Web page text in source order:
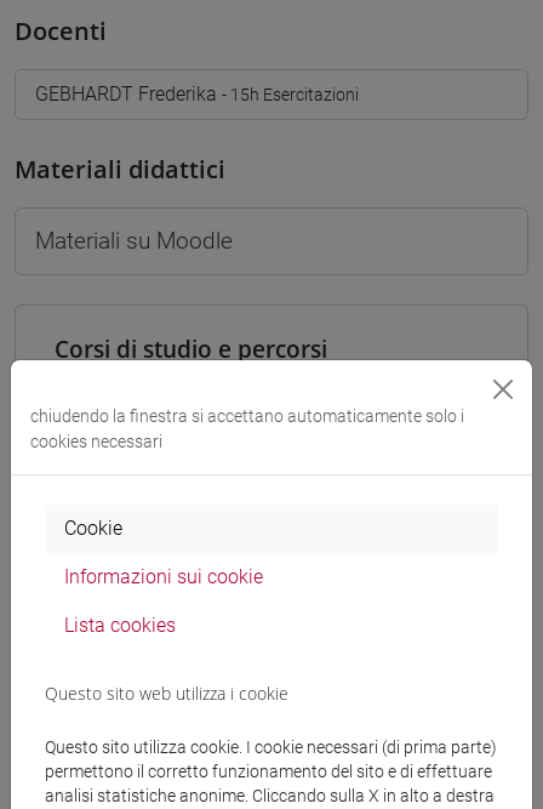
Docenti
GEBHARDT Frederika - 15h Esercitazioni
Materiali didattici
Materiali su Moodle
Corsi di studio e percorsi
percorso comune
[FT3] LETTERE - Laurea
percorso comune
percorso comune
ENGLISH FOR HISTORY AND PHILOSOPHY
[FT0130]
chiudendo la finestra si accettano automaticamente solo i
cookies necessari
Cookie
Informazioni sui cookie
Lista cookies
Questo sito web utilizza i cookie
Questo sito utilizza cookie. I cookie necessari (di prima parte)
permettono il corretto funzionamento del sito e di effettuare
analisi statistiche anonime. Cliccando sulla X in alto a destra